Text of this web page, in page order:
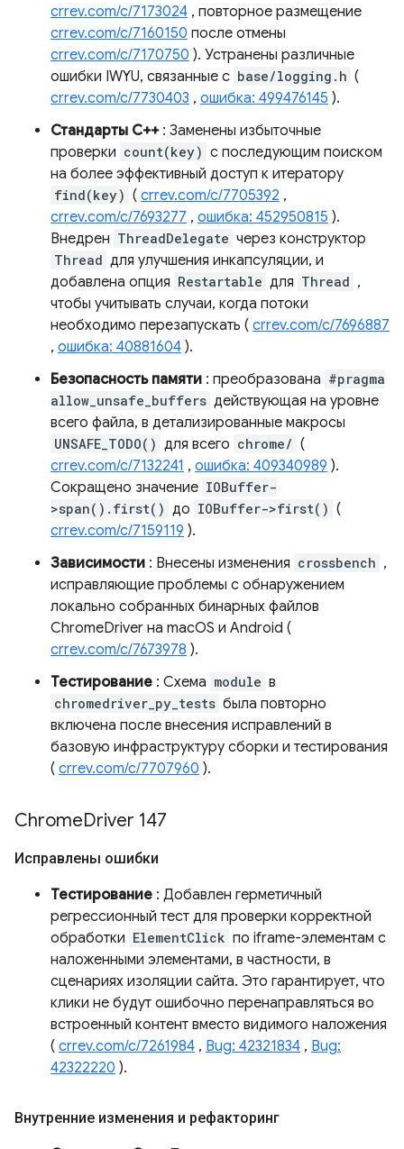
crrev.com/c/7173024 , повторное размещение
crrev.com/c/7160150 после отмены
crrev.com/c/7170750 ). Устранены различные
ошибки IWYU, связанные с base/logging.h (
crrev.com/c/7730403 , ошибка: 499476145 ).
Стандарты C++: Заменены избыточные
проверки count(key) с последующим поиском
на более эффективный доступ к итератору
find(key) ( crrev.com/c/7705392 ,
crrev.com/c/7693277 , ошибка: 452950815 ).
Внедрен ThreadDelegate через конструктор
Thread для улучшения инкапсуляции, и
добавлена ​​опция Restartable для Thread ,
чтобы учитывать случаи, когда потоки
необходимо перезапускать ( crrev.com/c/7696887
, ошибка: 40881604 ).
Безопасность памяти : преобразована #pragma
allow_unsafe_buffers действующая на уровне
всего файла, в детализированные макросы
UNSAFE_TODO() для всего chrome/ (
crrev.com/c/7132241 , ошибка: 409340989 ).
Сокращено значение IOBuffer-
>span().first() до IOBuffer->first() (
crrev.com/c/7159119 ).
Зависимости : Внесены изменения crossbench ,
исправляющие проблемы с обнаружением
локально собранных бинарных файлов
ChromeDriver на macOS и Android (
crrev.com/c/7673978 ).
Тестирование : Схема module в
chromedriver_py_tests была повторно
включена после внесения исправлений в
базовую инфраструктуру сборки и тестирования
( crrev.com/c/7707960 ).
ChromeDriver 147
Исправлены ошибки
Тестирование : Добавлен герметичный
регрессионный тест для проверки корректной
обработки ElementClick по iframe-элементам с
наложенными элементами, в частности, в
сценариях изоляции сайта. Это гарантирует, что
клики не будут ошибочно перенаправляться во
встроенный контент вместо видимого наложения
( crrev.com/c/7261984 , Bug: 42321834 , Bug:
42322220 ).
Внутренние изменения и рефакторинг